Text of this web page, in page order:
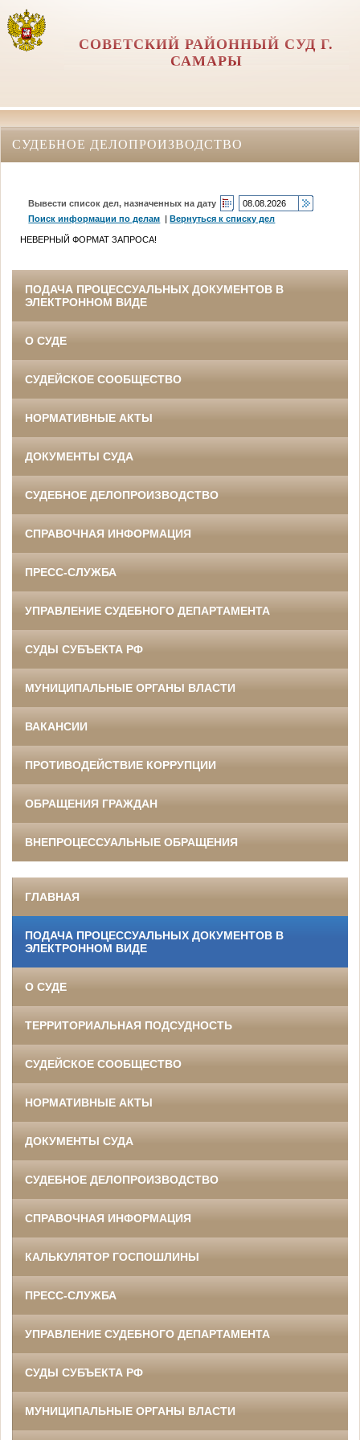
СОВЕТСКИЙ РАЙОННЫЙ СУД Г.
САМАРЫ
СУДЕБНОЕ ДЕЛОПРОИЗВОДСТВО
Вывести список дел, назначенных на дату
Поиск информации по делам |Вернуться к списку дел
НЕВЕРНЫЙ ФОРМАТ ЗАПРОСА!
ПОДАЧА ПРОЦЕССУАЛЬНЫХ ДОКУМЕНТОВ В
ЭЛЕКТРОННОМ ВИДЕ
О СУДЕ
СУДЕЙСКОЕ СООБЩЕСТВО
НОРМАТИВНЫЕ АКТЫ
ДОКУМЕНТЫ СУДА
СУДЕБНОЕ ДЕЛОПРОИЗВОДСТВО
СПРАВОЧНАЯ ИНФОРМАЦИЯ
ПРЕСС-СЛУЖБА
УПРАВЛЕНИЕ СУДЕБНОГО ДЕПАРТАМЕНТА
СУДЫ СУБЪЕКТА РФ
МУНИЦИПАЛЬНЫЕ ОРГАНЫ ВЛАСТИ
ВАКАНСИИ
ПРОТИВОДЕЙСТВИЕ КОРРУПЦИИ
ОБРАЩЕНИЯ ГРАЖДАН
ВНЕПРОЦЕССУАЛЬНЫЕ ОБРАЩЕНИЯ
ГЛАВНАЯ
ПОДАЧА ПРОЦЕССУАЛЬНЫХ ДОКУМЕНТОВ В
ЭЛЕКТРОННОМ ВИДЕ
О СУДЕ
ТЕРРИТОРИАЛЬНАЯ ПОДСУДНОСТЬ
СУДЕЙСКОЕ СООБЩЕСТВО
НОРМАТИВНЫЕ АКТЫ
ДОКУМЕНТЫ СУДА
СУДЕБНОЕ ДЕЛОПРОИЗВОДСТВО
СПРАВОЧНАЯ ИНФОРМАЦИЯ
КАЛЬКУЛЯТОР ГОСПОШЛИНЫ
ПРЕСС-СЛУЖБА
УПРАВЛЕНИЕ СУДЕБНОГО ДЕПАРТАМЕНТА
СУДЫ СУБЪЕКТА РФ
МУНИЦИПАЛЬНЫЕ ОРГАНЫ ВЛАСТИ